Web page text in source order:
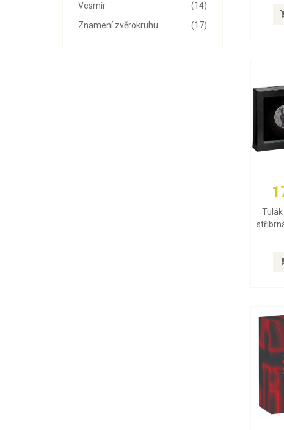
(14)
Vesmír
(17)
Znamení zvěrokruhu